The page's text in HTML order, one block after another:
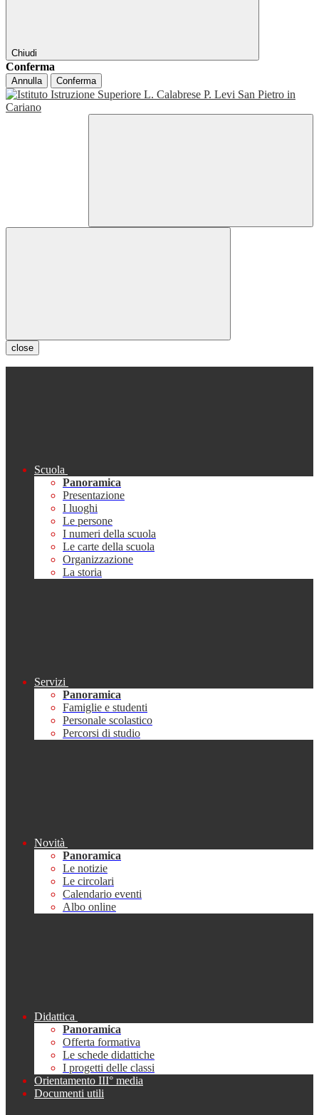
Chiudi
Conferma
Annulla Conferma
close
Scuola
Panoramica
Presentazione
I luoghi
Le persone
I numeri della scuola
Le carte della scuola
Organizzazione
La storia
Servizi
Panoramica
Famiglie e studenti
Personale scolastico
Percorsi di studio
Novità
Panoramica
Le notizie
Le circolari
Calendario eventi
Albo online
Didattica
Panoramica
Offerta formativa
Le schede didattiche
I progetti delle classi
Orientamento III° media
Documenti utili